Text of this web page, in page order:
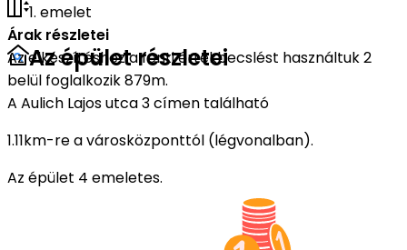
1. emelet
Árak részletei
Az elkészítéshez a fenti értékbecslést használtuk 2
belül foglalkozik 879m.
Az épület részletei
A Aulich Lajos utca 3 címen található
1.11km-re a városközponttól (légvonalban).
Az épület 4 emeletes.